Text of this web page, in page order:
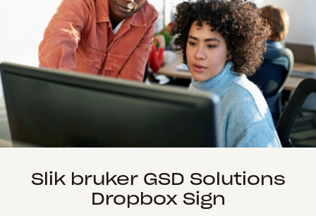
Slik bruker GSD Solutions
Dropbox Sign